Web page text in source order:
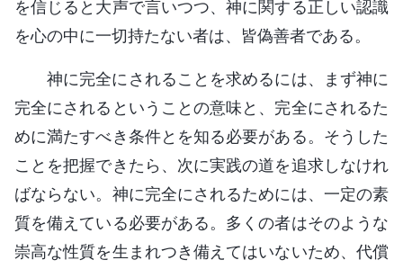
を信じると大声で言いつつ、神に関する正しい認識
を心の中に一切持たない者は、皆偽善者である。
神に完全にされることを求めるには、まず神に
完全にされるということの意味と、完全にされるた
めに満たすべき条件とを知る必要がある。そうした
ことを把握できたら、次に実践の道を追求しなけれ
ばならない。神に完全にされるためには、一定の素
質を備えている必要がある。多くの者はそのような
崇高な性質を生まれつき備えてはいないため、代償